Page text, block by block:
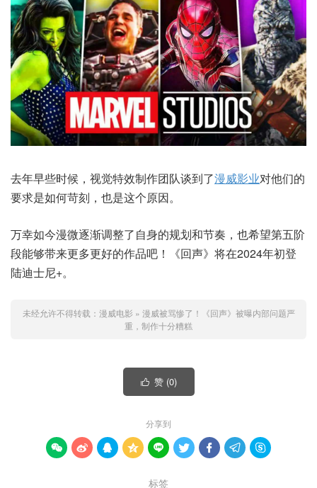
去年早些时候，视觉特效制作团队谈到了漫威影业对他们的
要求是如何苛刻，也是这个原因。
万幸如今漫微逐渐调整了自身的规划和节奏，也希望第五阶
段能够带来更多更好的作品吧！《回声》将在2024年初登
陆迪士尼+。
未经允许不得转载： 漫威电影 » 漫威被骂惨了！《回声》被曝内部问题严
重，制作十分糟糕
 赞 (0)
分享到
        
标签